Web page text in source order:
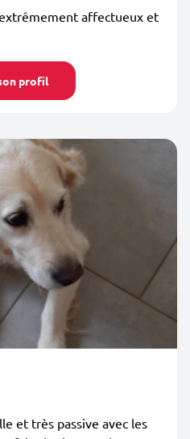
affectueux et
profil
et très passive avec les